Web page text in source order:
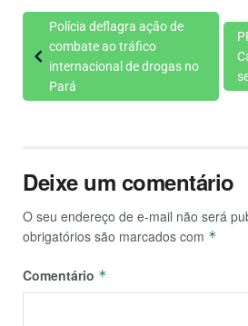
Polícia deflagra ação de
combate ao tráfico
internacional de drogas no
Pará
Deixe um comentário
O seu endereço de e-mail não será
obrigatórios são marcados com *
Comentário *